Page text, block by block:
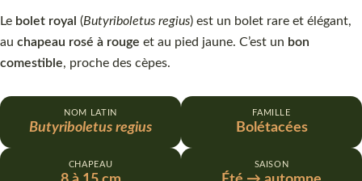
Le bolet royal (Butyriboletus regius) est un bolet rare et élégant,
au chapeau rosé à rouge et au pied jaune. C’est un bon
comestible, proche des cèpes.
NOM LATIN
Butyriboletus regius
FAMILLE
Bolétacées
CHAPEAU SAISON